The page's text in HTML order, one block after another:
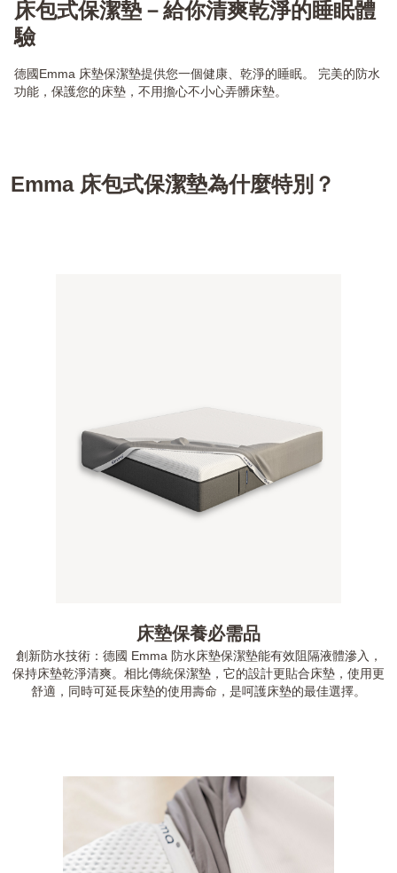
床包式保潔墊－給你清爽乾淨的睡眠體
驗
德國Emma 床墊保潔墊提供您一個健康、乾淨的睡眠。 完美的防水
功能，保護您的床墊，不用擔心不小心弄髒床墊。
Emma 床包式保潔墊為什麼特別？
床墊保養必需品
創新防水技術：德國 Emma 防水床墊保潔墊能有效阻隔液體滲入，
保持床墊乾淨清爽。相比傳統保潔墊，它的設計更貼合床墊，使用更
舒適，同時可延長床墊的使用壽命，是呵護床墊的最佳選擇。